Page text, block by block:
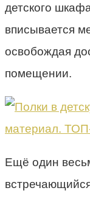
детского
вписывается
освобождая
помещении.
Ещё один